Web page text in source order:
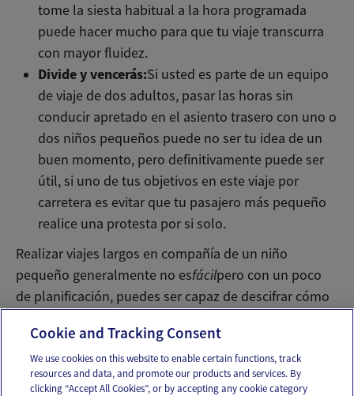
tome la siesta habitual a la hora programada
puede hacer mucho para que tu viaje transcurra
con mayor fluidez.
Divide y vencerás:Si usted es parte de un equipo
de viaje de dos adultos, pasar las horas sin
conducir apretado en el asiento trasero con uno o
dos niños pequeños puede no ser tu idea de un
buen momento, pero definitivamente puede ser
útil, si uno de tus objetivos en este viaje por
carretera es evitar que tu pasajero más pequeño
realice una protesta por si solo.
Realizar viajes largos en compañía de un niño
pequeño generalmente no esfácilpero con un poco
de planificación, puedes ser capaz de descifrar cómo
Email Text
Cookie and Tracking Consent
We use cookies on this website to enable certain functions, track
resources and data, and promote our products and services. By
clicking “Accept All Cookies”, or by accepting any cookie category